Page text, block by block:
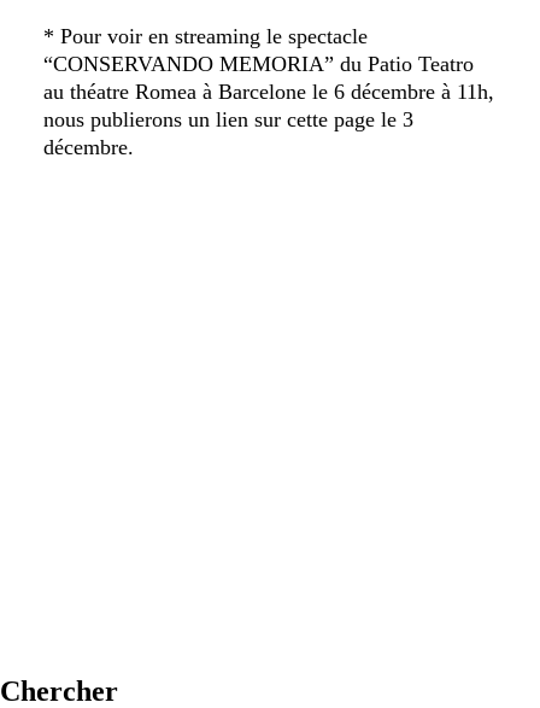
* Pour voir en streaming le spectacle
“CONSERVANDO MEMORIA” du Patio Teatro
au théatre Romea à Barcelone le 6 décembre à 11h,
nous publierons un lien sur cette page le 3
décembre.
Chercher